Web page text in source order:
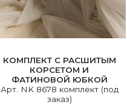
КОМПЛЕКТ С РАСШИТЫМ
КОРСЕТОМ И
ФАТИНОВОЙ ЮБКОЙ
Арт. NK 8678 комплект (под
заказ)